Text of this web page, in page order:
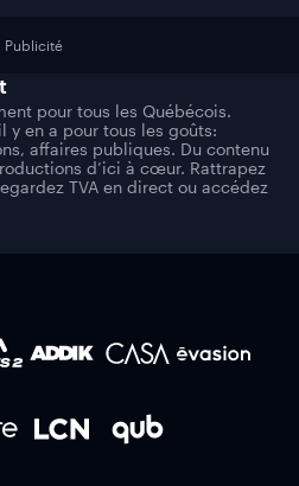
Publicité
pour tous les Québécois.
y en a pour tous les goûts:
affaires publiques. Du contenu
d’ici à cœur. Rattrapez
TVA en direct ou accédez